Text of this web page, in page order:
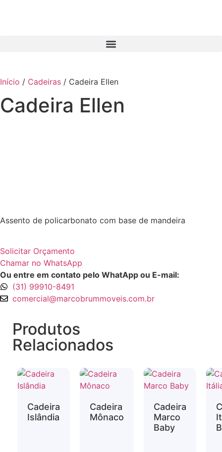
Início / Cadeiras / Cadeira Ellen
Cadeira Ellen
Assento de policarbonato com base de mandeira
Solicitar Orçamento
Chamar no WhatsApp
Ou entre em contato pelo WhatApp ou E-mail:
(31) 99910-8491
comercial@marcobrummoveis.com.br
Produtos
Relacionados
Cadeira
Islândia
Cadeira
Mônaco
Cadeira
Marco
Baby